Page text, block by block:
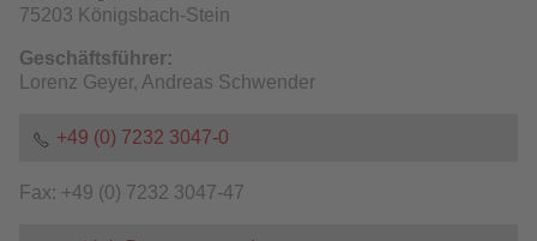
75203 Königsbach-Stein
Geschäftsführer:
Lorenz Geyer, Andreas Schwender
+49 (0) 7232 3047-0
Fax: +49 (0) 7232 3047-47